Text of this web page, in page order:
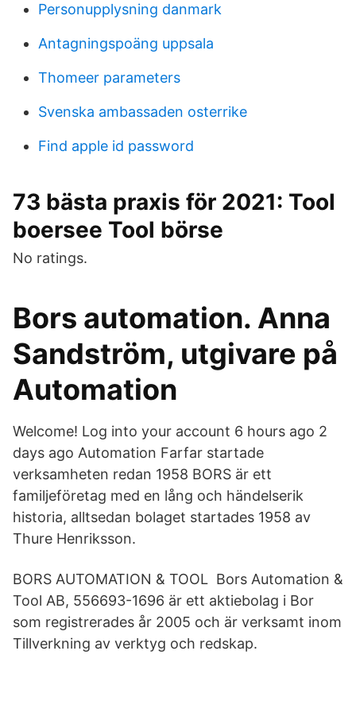
Personupplysning danmark
Antagningspoäng uppsala
Thomeer parameters
Svenska ambassaden osterrike
Find apple id password
73 bästa praxis för 2021: Tool
boersee Tool börse
No ratings.
Bors automation. Anna
Sandström, utgivare på
Automation
Welcome! Log into your account 6 hours ago 2
days ago Automation Farfar startade
verksamheten redan 1958 BORS är ett
familjeföretag med en lång och händelserik
historia, alltsedan bolaget startades 1958 av
Thure Henriksson.
BORS AUTOMATION & TOOL Bors Automation &
Tool AB, 556693-1696 är ett aktiebolag i Bor
som registrerades år 2005 och är verksamt inom
Tillverkning av verktyg och redskap.